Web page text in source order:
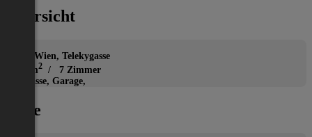
Übersicht
1190 Wien, Telekygasse
245 m2 / 7 Zimmer
Terrasse, Garage,
Lage